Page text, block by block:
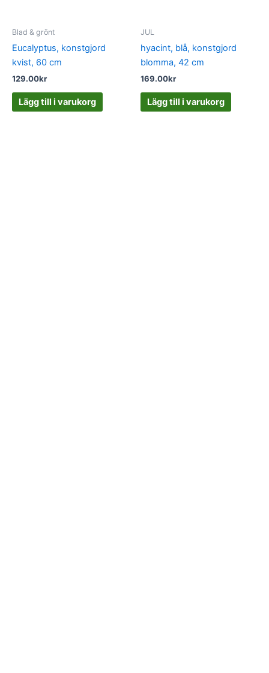
Blad & grönt
Eucalyptus, konstgjord
kvist, 60 cm
129.00kr
Lägg till i varukorg
JUL
hyacint, blå, konstgjord
blomma, 42 cm
169.00kr
Lägg till i varukorg